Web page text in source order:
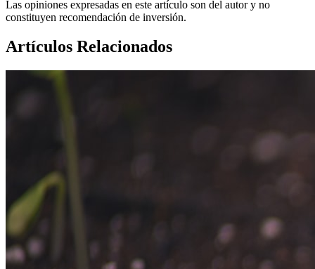
Las opiniones expresadas en este artículo son del autor y no
constituyen recomendación de inversión.
Artículos Relacionados